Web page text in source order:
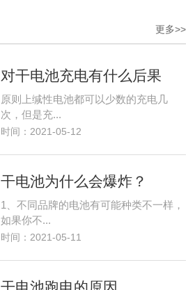
更多>>
对干电池充电有什么后果
原则上缄性电池都可以少数的充电几
次，但是充...
时间：2021-05-12
干电池为什么会爆炸？
1、不同品牌的电池有可能种类不一样，
如果你不...
时间：2021-05-11
干电池跑电的原因